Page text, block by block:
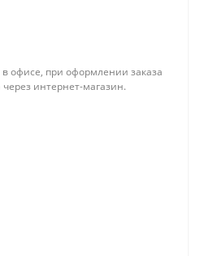
офисе, при оформлении заказа
интернет-магазин.